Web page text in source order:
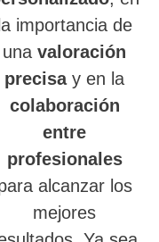
la importancia de
unavaloración
precisay en la
colaboración
entre
profesionales
alcanzar los
mejores